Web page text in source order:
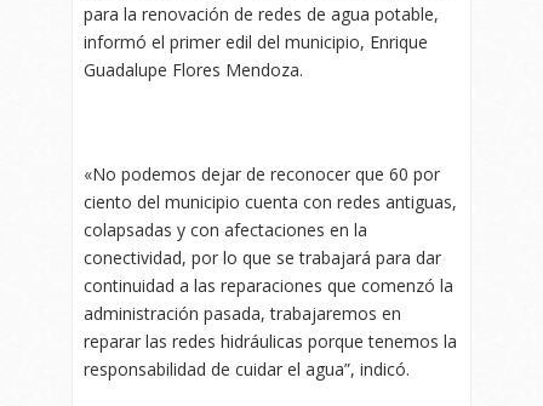
para la renovación de redes de agua potable,
informó el primer edil del municipio, Enrique
Guadalupe Flores Mendoza.
«No podemos dejar de reconocer que 60 por
ciento del municipio cuenta con redes antiguas,
colapsadas y con afectaciones en la
conectividad, por lo que se trabajará para dar
continuidad a las reparaciones que comenzó la
administración pasada, trabajaremos en
reparar las redes hidráulicas porque tenemos la
responsabilidad de cuidar el agua”, indicó.